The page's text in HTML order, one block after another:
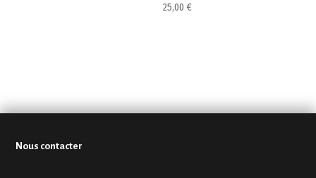
25,00€
Nous contacter